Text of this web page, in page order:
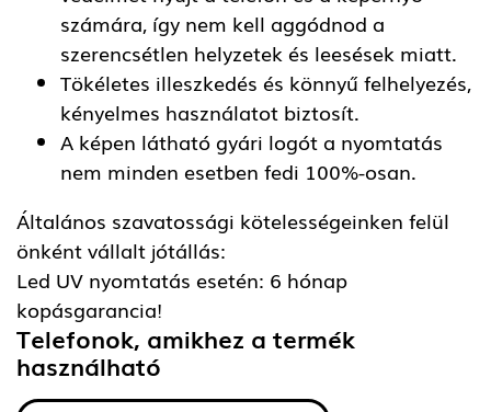
számára, így nem kell aggódnod a
szerencsétlen helyzetek és leesések miatt.
Tökéletes illeszkedés és könnyű felhelyezés,
kényelmes használatot biztosít.
A képen látható gyári logót a nyomtatás
nem minden esetben fedi 100%-osan.
Általános szavatossági kötelességeinken felül
önként vállalt jótállás:
Led UV nyomtatás esetén: 6 hónap
kopásgarancia!
Telefonok, amikhez a termék
használható